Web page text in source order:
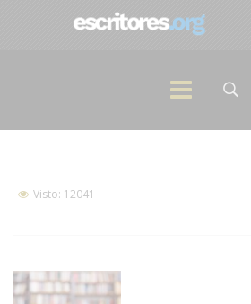
Visto: 12041